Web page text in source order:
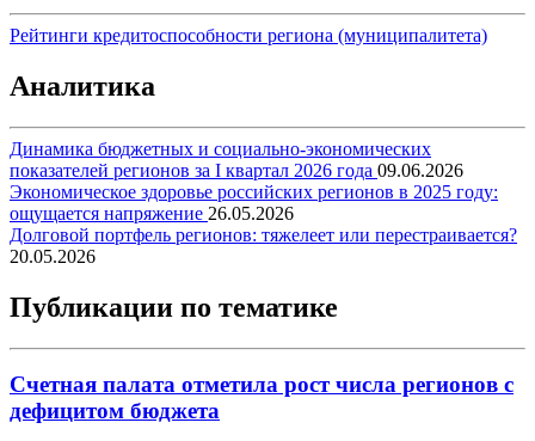
Рейтинги кредитоспособности региона (муниципалитета)
Аналитика
Динамика бюджетных и социально-экономических
показателей регионов за I квартал 2026 года 09.06.2026
Экономическое здоровье российских регионов в 2025 году:
ощущается напряжение 26.05.2026
Долговой портфель регионов: тяжелеет или перестраивается?
20.05.2026
Публикации по тематике
Счетная палата отметила рост числа регионов с
дефицитом бюджета